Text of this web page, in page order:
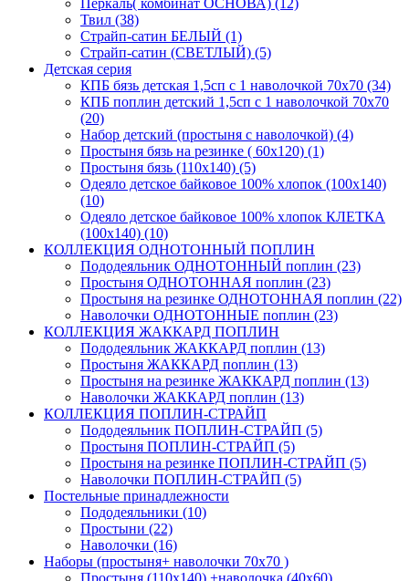
Твил (38)
Страйп-сатин БЕЛЫЙ (1)
Страйп-сатин (СВЕТЛЫЙ) (5)
Детская серия
КПБ бязь детская 1,5сп с 1 наволочкой 70х70 (34)
КПБ поплин детский 1,5сп с 1 наволочкой 70х70
(20)
Набор детский (простыня с наволочкой) (4)
Простыня бязь на резинке ( 60х120) (1)
Простыня бязь (110х140) (5)
Одеяло детское байковое 100% хлопок (100х140)
(10)
Одеяло детское байковое 100% хлопок КЛЕТКА
(100х140) (10)
КОЛЛЕКЦИЯ ОДНОТОННЫЙ ПОПЛИН
Пододеяльник ОДНОТОННЫЙ поплин (23)
Простыня ОДНОТОННАЯ поплин (23)
Простыня на резинке ОДНОТОННАЯ поплин (22)
Наволочки ОДНОТОННЫЕ поплин (23)
КОЛЛЕКЦИЯ ЖАККАРД ПОПЛИН
Пододеяльник ЖАККАРД поплин (13)
Простыня ЖАККАРД поплин (13)
Простыня на резинке ЖАККАРД поплин (13)
Наволочки ЖАККАРД поплин (13)
КОЛЛЕКЦИЯ ПОПЛИН-СТРАЙП
Пододеяльник ПОПЛИН-СТРАЙП (5)
Простыня ПОПЛИН-СТРАЙП (5)
Простыня на резинке ПОПЛИН-СТРАЙП (5)
Наволочки ПОПЛИН-СТРАЙП (5)
Постельные принадлежности
Пододеяльники (10)
Простыни (22)
Наволочки (16)
Наборы (простыня+ наволочки 70х70 )
Простыня (110х140) +наволочка (40х60)